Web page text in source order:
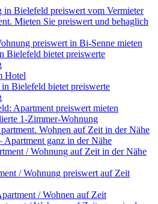
in Bielefeld preiswert vom Vermieter
Mieten Sie preiswert und behaglich
preiswert in Bi-Senne mieten
Bielefeld bietet preiswerte
Hotel
Bielefeld bietet preiswerte
Apartment preiswert mieten
1-Zimmer-Wohnung
Wohnen auf Zeit in der Nähe
Apartment ganz in der Nähe
/ Wohnung auf Zeit in der Nähe
/ Wohnung preiswert auf Zeit
/ Wohnen auf Zeit